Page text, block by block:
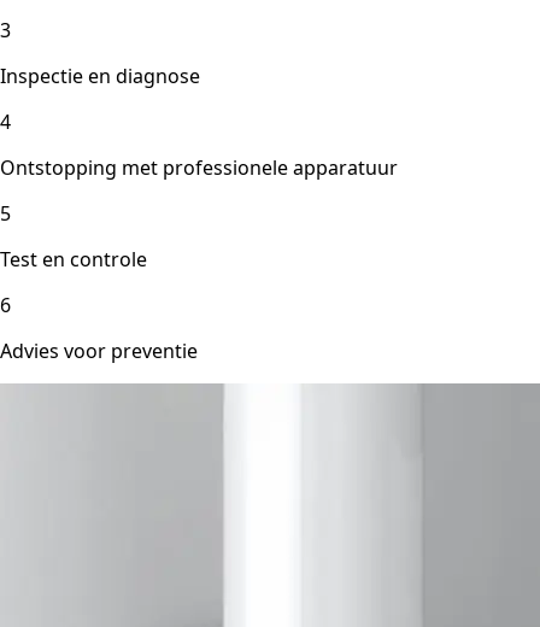
3
Inspectie en diagnose
4
Ontstopping met professionele apparatuur
5
Test en controle
6
Advies voor preventie